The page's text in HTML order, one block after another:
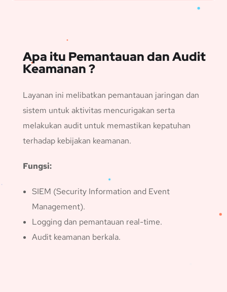
Apa itu Pemantauan dan Audit
Keamanan ?
Layanan ini melibatkan pemantauan jaringan dan
sistem untuk aktivitas mencurigakan serta
melakukan audit untuk memastikan kepatuhan
terhadap kebijakan keamanan.
Fungsi:
SIEM (Security Information and Event
Management).
Logging dan pemantauan real-time.
Audit keamanan berkala.